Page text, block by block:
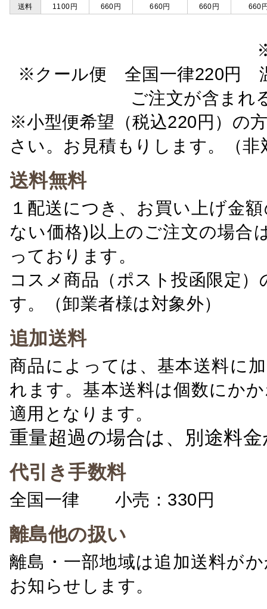
送料 1100円 660円 660円 660円 660
※クール便 全国一律220円
ご注文が含ま
※小型便希望（税込220円）の
さい。お見積もりします。（非
送料無料
１配送につき、お買い上げ金
ない価格)以上のご注文の場合
っております。
コスメ商品（ポスト投函限定
す。（卸業者様は対象外）
追加送料
商品によっては、基本送料に
れます。基本送料は個数にか
適用となります。
重量超過の場合は、別途料
代引き手数料
全国一律 小売：330円 卸
離島他の扱い
離島・一部地域は追加送料が
お知らせします。